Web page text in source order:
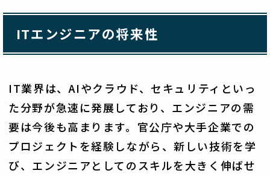
ITエンジニアの将来性
IT業界は、AIやクラウド、セキュリティといっ
た分野が急速に発展しており、エンジニアの需
要は今後も高まります。官公庁や大手企業での
プロジェクトを経験しながら、新しい技術を学
び、エンジニアとしてのスキルを大きく伸ばせ